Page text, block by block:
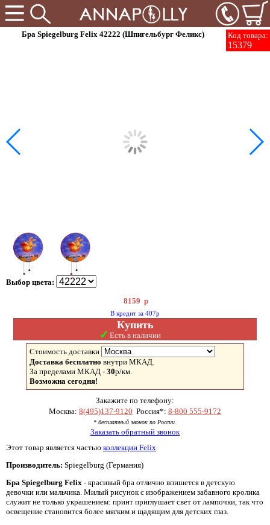
Код товара:
15379
Бра Spiegelburg Felix 42222 (Шпигельбург Феликс)
Выбор цвета:
8159 р
В кредит за 407р
Купить
✓ Есть в наличии
Стоимость доставки
Доставка бесплатно внутри МКАД.
За пределами МКАД - 30р/км.
Возможна сегодня!
Закажите по телефону:
Москва: 8(495)137-9120 Россия*: 8-800 555-9172
* бесплатный звонок по России.
Заказать обратный звонок
Этот товар является частью коллекции Felix
Производитель: Spiegelburg (Германия)
Бра Spiegelburg Felix - красивый бра отлично впишется в детскую
девочки или мальчика. Милый рисунок с изображением забавного кролика
служит не только украшением: принт приглушает свет от лампочки, так что
освещение становится более мягким и щадящим для детских глаз.